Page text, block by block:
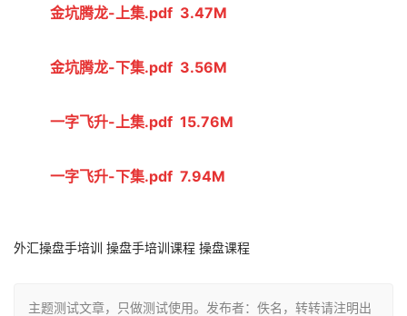
金坑腾龙-上集.pdf  3.47M
金坑腾龙-下集.pdf  3.56M
一字飞升-上集.pdf  15.76M
一字飞升-下集.pdf  7.94M
外汇操盘手培训 操盘手培训课程 操盘课程
主题测试文章，只做测试使用。发布者：佚名，转转请注明出